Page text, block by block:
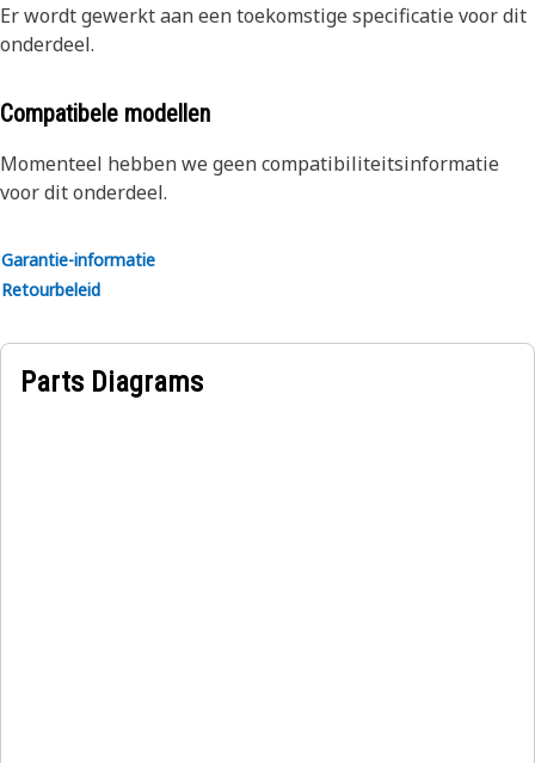
Er wordt gewerkt aan een toekomstige specificatie voor dit
onderdeel.
Compatibele modellen
Momenteel hebben we geen compatibiliteitsinformatie
voor dit onderdeel.
Garantie-informatie
Retourbeleid
Parts Diagrams